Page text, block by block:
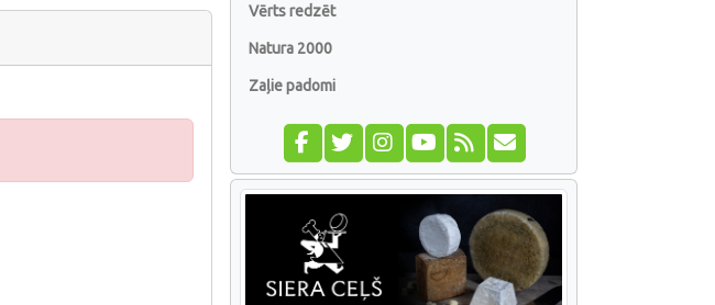
Vērts redzēt
Natura 2000
Zaļie padomi